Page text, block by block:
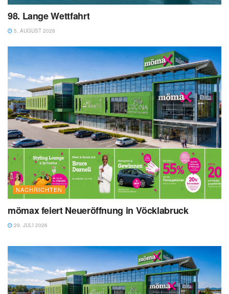
98. Lange Wettfahrt
5. AUGUST 2026
NACHRICHTEN
mömax feiert Neueröffnung in Vöcklabruck
29. JULI 2026